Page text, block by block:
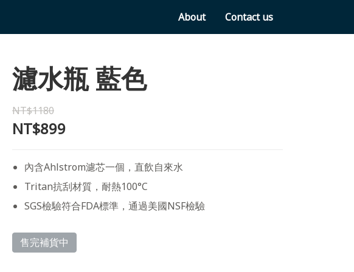
About Contact us
濾水瓶 藍色
NT$1180
NT$899
內含Ahlstrom濾芯一個，直飲自來水
Tritan抗刮材質，耐熱100°C
SGS檢驗符合FDA標準，通過美國NSF檢驗
售完補貨中